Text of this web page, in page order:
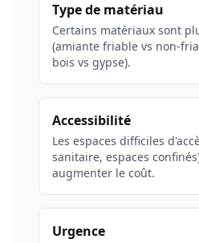
Type de matériau
Certains matériaux sont
(amiante friable vs non-
bois vs gypse).
Accessibilité
Les espaces difficiles
sanitaire, espaces
augmenter le coût.
Urgence